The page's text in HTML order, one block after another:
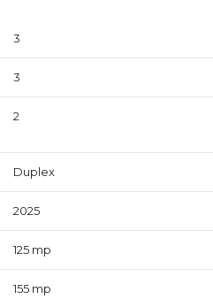
si acoperis tip terasa
3
3
2
Duplex
2025
125 mp
155 mp